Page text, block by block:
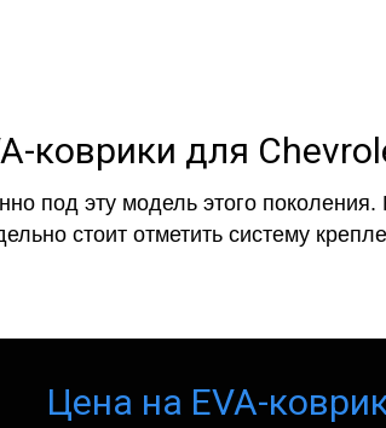
под эту модель этого
стоит отметить систему
Цена на EVA-